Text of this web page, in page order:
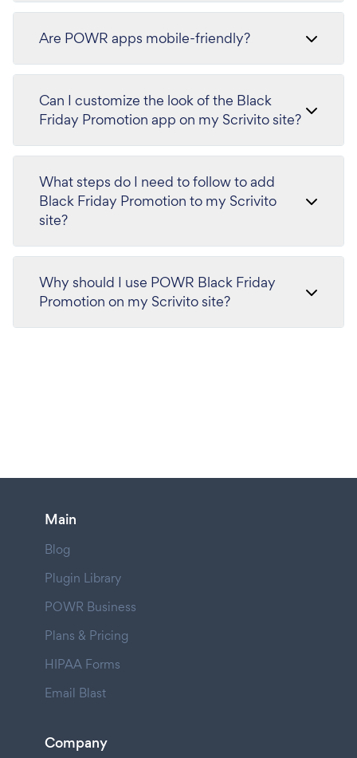
Are POWR apps mobile-friendly?
Can I customize the look of the Black
Friday Promotion app on my Scrivito site?
What steps do I need to follow to add
Black Friday Promotion to my Scrivito
site?
Why should I use POWR Black Friday
Promotion on my Scrivito site?
Main
Blog
Plugin Library
POWR Business
Plans & Pricing
HIPAA Forms
Email Blast
Company